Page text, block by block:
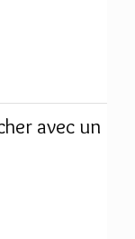
avec un